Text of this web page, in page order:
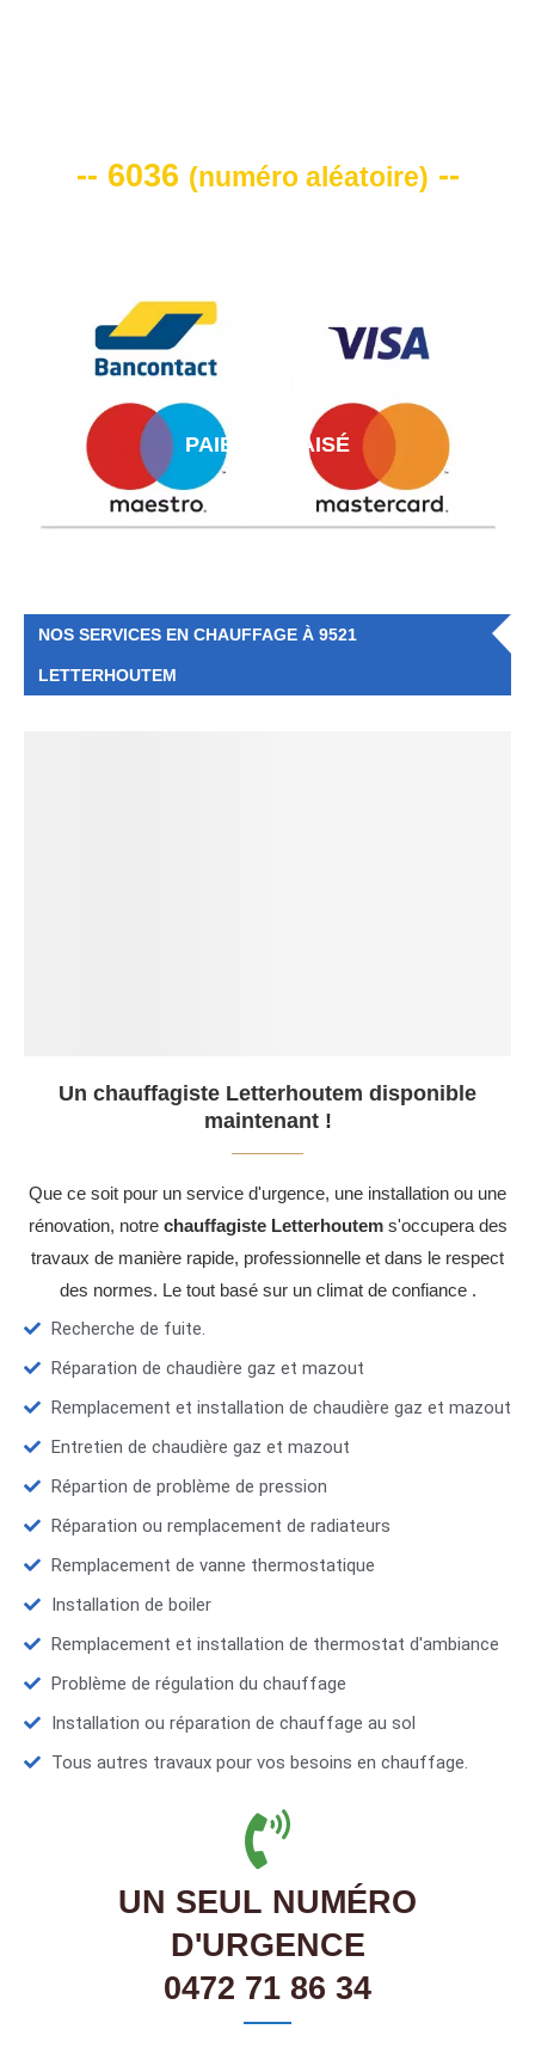
-- 6036 (numéro aléatoire) --
PAIEMENT AISÉ
NOS SERVICES EN CHAUFFAGE À 9521
LETTERHOUTEM
Un chauffagiste Letterhoutem disponible
maintenant !
Que ce soit pour un service d'urgence, une installation ou une
rénovation, notre chauffagiste Letterhoutems'occupera des
travaux de manière rapide, professionnelle et dans le respect
des normes. Le tout basé sur un climat de confiance .
Recherche de fuite.
Réparation de chaudière gaz et mazout
Remplacement et installation de chaudière gaz et mazout
Entretien de chaudière gaz et mazout
Répartion de problème de pression
Réparation ou remplacement de radiateurs
Remplacement de vanne thermostatique
Installation de boiler
Remplacement et installation de thermostat d'ambiance
Problème de régulation du chauffage
Installation ou réparation de chauffage au sol
Tous autres travaux pour vos besoins en chauffage.
UN SEUL NUMÉRO
D'URGENCE
0472 71 86 34